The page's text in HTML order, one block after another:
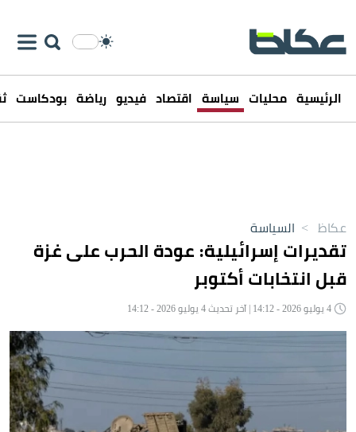
الرئيسية محليات سياسة اقتصاد فيديو رياضة بودكاست
عكاظ > السياسة
تقديرات إسرائيلية: عودة الحرب على غزة
قبل انتخابات أكتوبر